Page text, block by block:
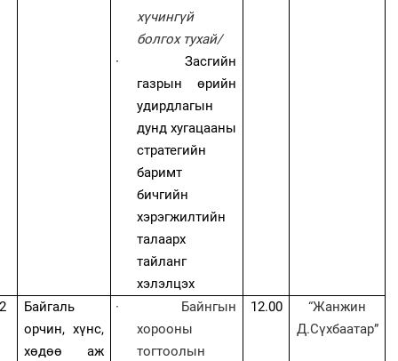
хүчингүй
болгох тухай/
·
Засгийн
газрын өрийн
удирдлагын
дунд хугацааны
стратегийн
баримт
бичгийн
хэрэгжилтийн
талаарх
тайланг
хэлэлцэх
2
Байгаль
орчин, хүнс,
хөдөө аж
·
Байнгын
хорооны
тогтоолын
12.00
“Жанжин
Д.Сүхбаатар”